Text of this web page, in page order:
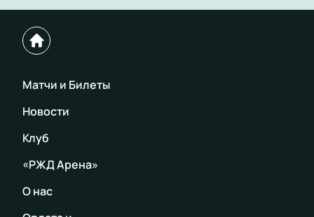
Матчи и Билеты
Новости
Клуб
«РЖД Арена»
О нас